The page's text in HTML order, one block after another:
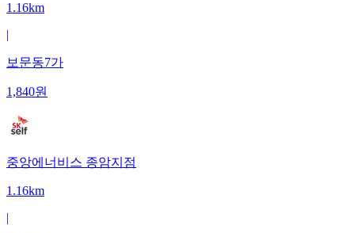
1.16km
|
보문동7가
1,840원
중앙에너비스 종암지점
1.16km
|